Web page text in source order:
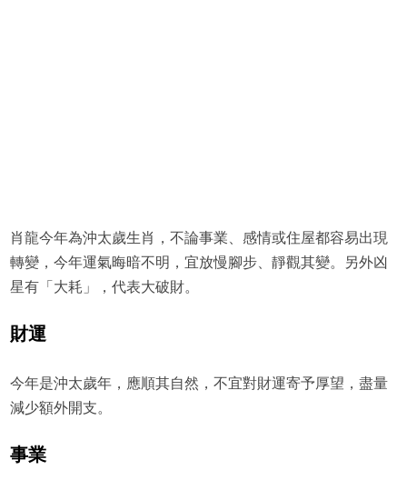
肖龍今年為沖太歲生肖，不論事業、感情或住屋都容易出現
轉變，今年運氣晦暗不明，宜放慢腳步、靜觀其變。另外凶
星有「大耗」，代表大破財。
財運
今年是沖太歲年，應順其自然，不宜對財運寄予厚望，盡量
減少額外開支。
事業